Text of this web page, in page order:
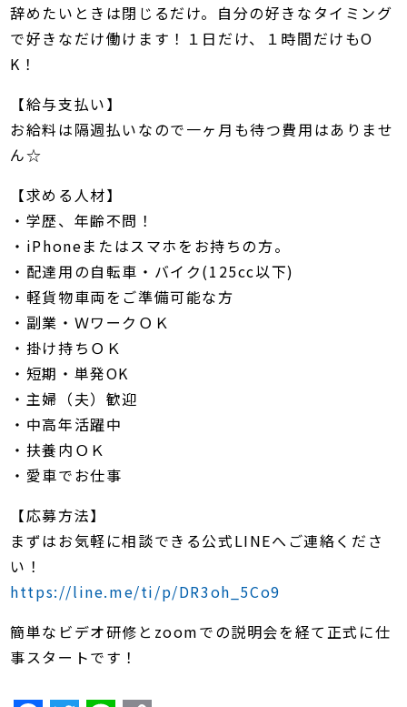
辞めたいときは閉じるだけ。自分の好きなタイミング
で好きなだけ働けます！１日だけ、１時間だけもO
K！
【給与支払い】
お給料は隔週払いなので一ヶ月も待つ費用はありませ
ん☆
【求める人材】
・学歴、年齢不問！
・iPhoneまたはスマホをお持ちの方。
・配達用の自転車・バイク(125cc以下)
・軽貨物車両をご準備可能な方
・副業・ＷワークＯＫ
・掛け持ちＯＫ
・短期・単発OK
・主婦（夫）歓迎
・中高年活躍中
・扶養内ＯＫ
・愛車でお仕事
【応募方法】
まずはお気軽に相談できる公式LINEへご連絡くださ
い！
https://line.me/ti/p/DR3oh_5Co9
簡単なビデオ研修とzoomでの説明会を経て正式に仕
事スタートです！